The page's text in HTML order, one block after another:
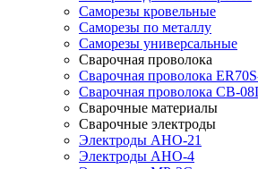
Саморезы кровельные
Саморезы по металлу
Саморезы универсальные
Сварочная проволока
Сварочная проволока
Сварочная проволока СВ-
Сварочные материалы
Сварочные электроды
Электроды АНО-21
Электроды АНО-4